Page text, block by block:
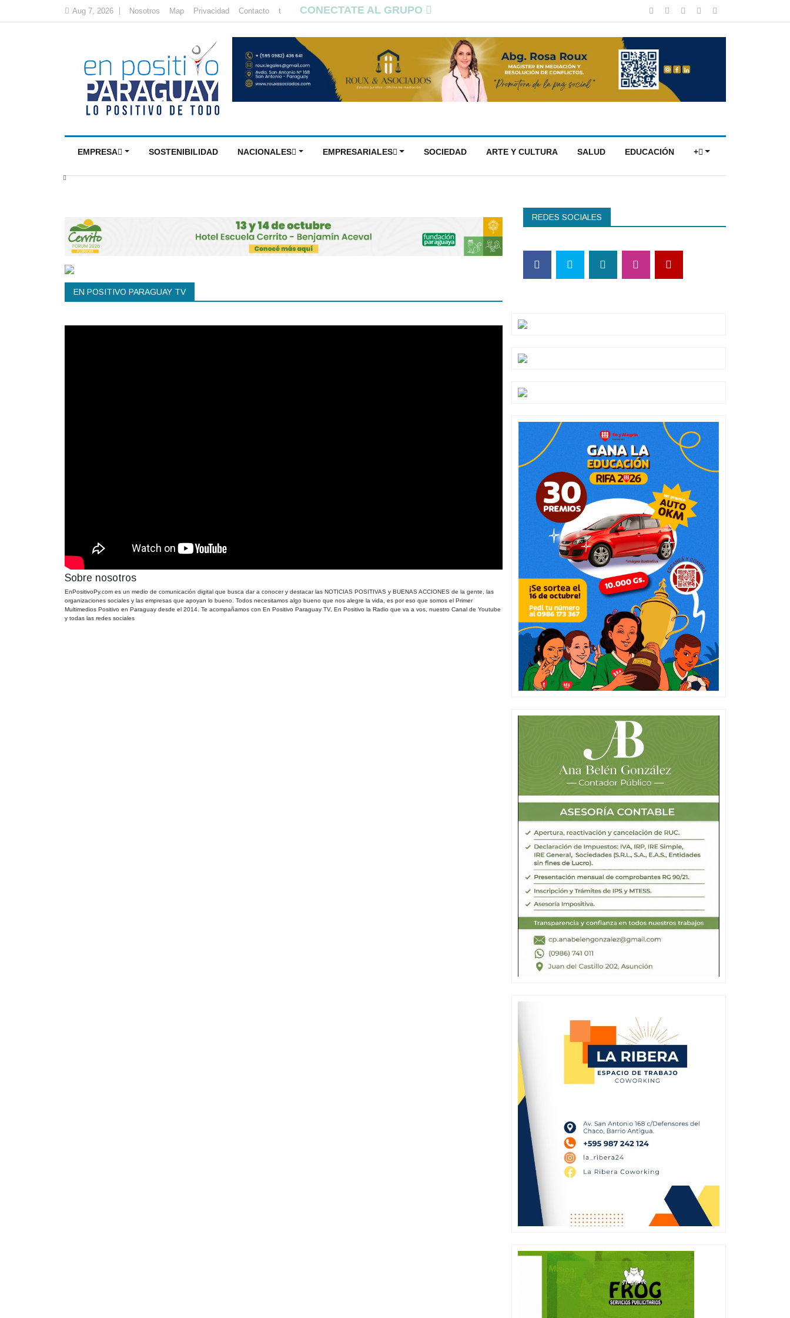
Aug 7, 2026 Nosotros Map Privacidad Contacto t CONECTATE AL GRUPO
EMPRESA SOSTENIBILIDAD NACIONALES EMPRESARIALES SOCIEDAD ARTE Y CULTURA SALUD EDUCACIÓN +
EN POSITIVO PARAGUAY TV
Sobre nosotros
EnPositivoPy.com es un medio de comunicación digital que busca dar a conocer y destacar las NOTICIAS POSITIVAS y BUENAS ACCIONES de la gente, las
organizaciones sociales y las empresas que apoyan lo bueno. Todos necesitamos algo bueno que nos alegre la vida, es por eso que somos el Primer
Multimedios Positivo en Paraguay desde el 2014. Te acompañamos con En Positivo Paraguay TV, En Positivo la Radio que va a vos, nuestro Canal de Youtube
y todas las redes sociales
REDES SOCIALES